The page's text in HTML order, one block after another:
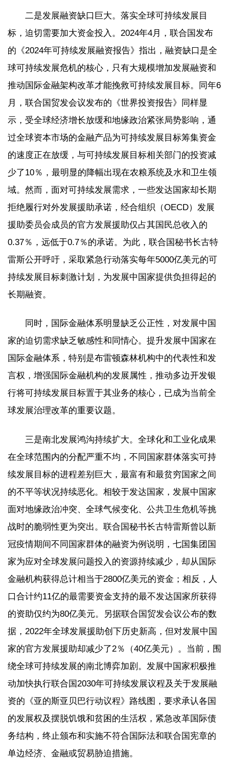
二是发展融资缺口巨大。落实全球可持续发展目
标，迫切需要加大资金投入。2024年4月，联合国发布
的《2024年可持续发展融资报告》指出，融资缺口是全
球可持续发展危机的核心，只有大规模增加发展融资和
推动国际金融架构改革才能挽救可持续发展目标。同年6
月，联合国贸发会议发布的《世界投资报告》同样显
示，受全球经济增长放缓和地缘政治紧张局势影响，通
过全球资本市场的金融产品为可持续发展目标筹集资金
的速度正在放缓，与可持续发展目标相关部门的投资减
少了10％，最明显的降幅出现在农粮系统及水和卫生领
域。然而，面对可持续发展需求，一些发达国家却长期
拒绝履行对外发展援助承诺，经合组织（OECD）发展
援助委员会成员的官方发展援助仅占其国民总收入的
0.37％，远低于0.7％的承诺。为此，联合国秘书长古特
雷斯公开呼吁，采取紧急行动落实每年5000亿美元的可
持续发展目标刺激计划，为发展中国家提供负担得起的
长期融资。
同时，国际金融体系明显缺乏公正性，对发展中国
家的迫切需求缺乏敏感性和同情心。提升发展中国家在
国际金融体系，特别是布雷顿森林机构中的代表性和发
言权，增强国际金融机构的发展属性，推动多边开发银
行将可持续发展目标置于其业务的核心，已成为当前全
球发展治理改革的重要议题。
三是南北发展鸿沟持续扩大。全球化和工业化成果
在全球范围内的分配严重不均，不同国家群体落实可持
续发展目标的进程差别巨大，最富有和最贫穷国家之间
的不平等状况持续恶化。相较于发达国家，发展中国家
面对地缘政治冲突、全球气候变化、公共卫生危机等挑
战时的脆弱性更为突出。联合国秘书长古特雷斯曾以新
冠疫情期间不同国家群体的融资为例说明，七国集团国
家为应对全球发展问题投入的资源持续减少，却从国际
金融机构获得总计相当于2800亿美元的资金；相反，人
口合计约11亿的最需要资金支持的最不发达国家所获得
的资助仅约为80亿美元。另据联合国贸发会议公布的数
据，2022年全球发展援助创下历史新高，但对发展中国
家的官方发展援助却减少了2％（40亿美元）。当前，围
绕全球可持续发展的南北博弈加剧。发展中国家积极推
动加快执行联合国2030年可持续发展议程及关于发展融
资的《亚的斯亚贝巴行动议程》路线图，要求承认各国
的发展权及摆脱饥饿和贫困的生活权，紧急改革国际债
务结构，终止颁布和实施不符合国际法和联合国宪章的
单边经济、金融或贸易胁迫措施。